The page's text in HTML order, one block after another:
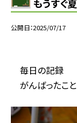
もうすぐ
公開日 2025/07/17
毎日の記録
がんばったこと